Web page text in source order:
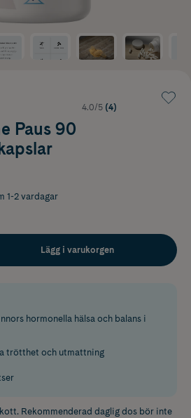
4.0/5 (4)
Paus 90
1-2 vardagar
Lägg i varukorgen
hormonella hälsa och balans i
trötthet och utmattning
Rekommenderad daglig dos bör inte